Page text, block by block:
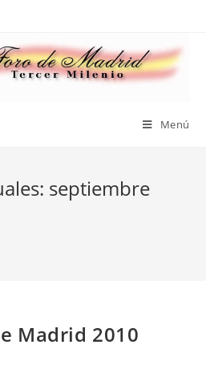
Menú
septiembre
Madrid 2010